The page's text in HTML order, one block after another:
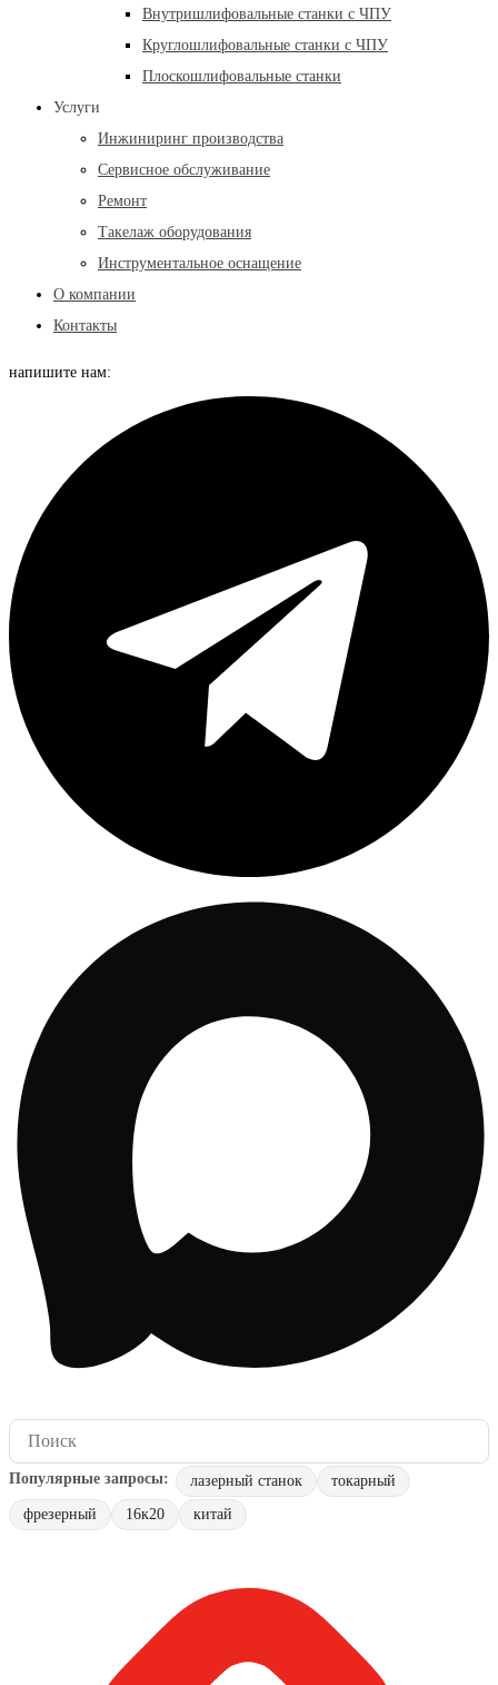
Внутришлифовальные станки с ЧПУ
Круглошлифовальные станки с ЧПУ
Плоскошлифовальные станки
Услуги
Инжиниринг производства
Сервисное обслуживание
Ремонт
Такелаж оборудования
Инструментальное оснащение
О компании
Контакты
напишите нам:
лазерный станок
токарный
фрезерный
16к20 китай